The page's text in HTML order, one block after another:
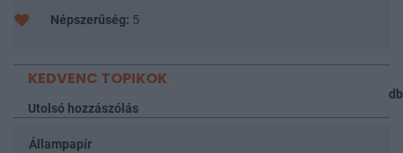
Népszerűség: 5
KEDVENC TOPIKOK
db
Utolsó hozzászólás
Állampapír